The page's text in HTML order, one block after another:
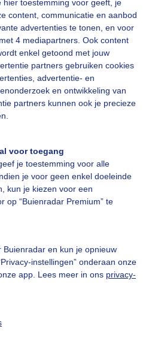
hier toestemming voor geeft, je
content, communicatie en aanbod
advertenties te tonen, en voor
4 mediapartners. Ook content
enkel getoond met jouw
partners gebruiken cookies
advertentie- en
en ontwikkeling van
partners kunnen ook je precieze
voor toegang
je toestemming voor alle
je voor geen enkel doeleinde
kun je kiezen voor een
op “Buienradar Premium” te
en kun je opnieuw
instellingen” onderaan onze
app. Lees meer in ons privacy-